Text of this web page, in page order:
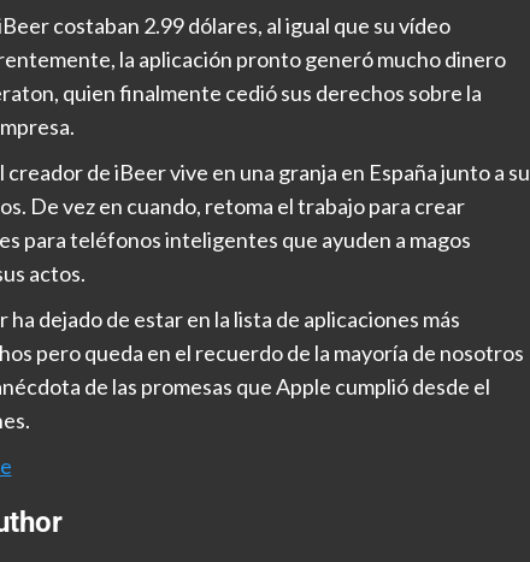
costaban 2.99 dólares, al igual que su vídeo
la aplicación pronto generó mucho dinero
quien finalmente cedió sus derechos sobre la
creador de iBeer vive en una granja en España junto a su
De vez en cuando, retoma el trabajo para crear
para teléfonos inteligentes que ayuden a magos
actos.
ha dejado de estar en la lista de aplicaciones más
pero queda en el recuerdo de la mayoría de nosotros
de las promesas que Apple cumplió desde el